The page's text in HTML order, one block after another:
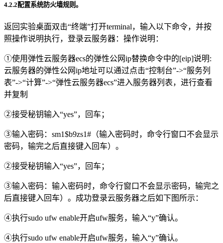
4.2.2配置系统防火墙规则。
返回实验桌面双击“终端”打开terminal，输入以下命令，并按
照操作说明执行，登录云服务器：操作说明：
①使用弹性云服务器ecs的弹性公网ip替换命令中的[eip]说明:
云服务器的弹性公网ip地址可以通过点击“控制台”->“服务列
表”->“计算”->“弹性云服务器ecs”进入服务器列表，进行查看
并复制
②接受秘钥输入“yes”，回车；
③输入密码：sm1$b9zs1#（输入密码时，命令行窗口不会显示
密码，输完之后直接键入回车）。
②接受秘钥输入“yes”，回车；
③输入密码：输入密码时，命令行窗口不会显示密码，输完之
后直接键入回车）。成功登录云服务器之后如下图所示：
④执行sudo ufw enable开启ufw服务，输入“y”确认。
④执行sudo ufw enable开启ufw服务，输入“y”确认。